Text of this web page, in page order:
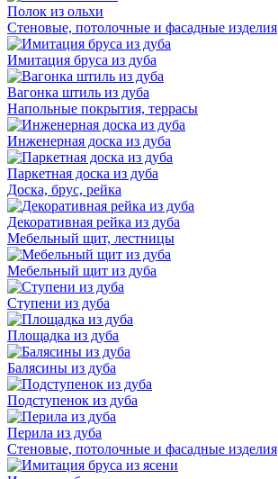
Полок из ольхи
Стеновые, потолочные и фасадные изделия
Имитация бруса из дуба
Вагонка штиль из дуба
Напольные покрытия, террасы
Инженерная доска из дуба
Паркетная доска из дуба
Доска, брус, рейка
Декоративная рейка из дуба
Мебельный щит, лестницы
Мебельный щит из дуба
Ступени из дуба
Площадка из дуба
Балясины из дуба
Подступенок из дуба
Перила из дуба
Стеновые, потолочные и фасадные изделия